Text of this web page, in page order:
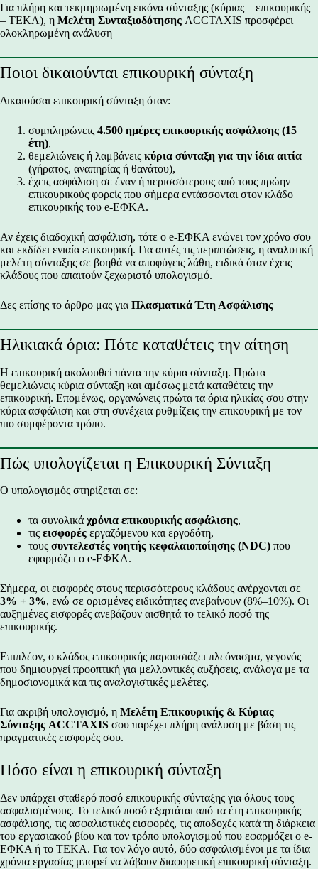
Για πλήρη και τεκμηριωμένη εικόνα σύνταξης (κύριας – επικουρικής
– ΤΕΚΑ), η Μελέτη Συνταξιοδότησης ACCTAXIS προσφέρει
ολοκληρωμένη ανάλυση
Ποιοι δικαιούνται επικουρική σύνταξη
Δικαιούσαι επικουρική σύνταξη όταν:
συμπληρώνεις 4.500 ημέρες επικουρικής ασφάλισης (15
έτη),
θεμελιώνεις ή λαμβάνεις κύρια σύνταξη για την ίδια αιτία
(γήρατος, αναπηρίας ή θανάτου),
έχεις ασφάλιση σε έναν ή περισσότερους από τους πρώην
επικουρικούς φορείς που σήμερα εντάσσονται στον κλάδο
επικουρικής του e-ΕΦΚΑ.
Αν έχεις διαδοχική ασφάλιση, τότε ο e-ΕΦΚΑ ενώνει τον χρόνο σου
και εκδίδει ενιαία επικουρική. Για αυτές τις περιπτώσεις, η αναλυτική
μελέτη σύνταξης σε βοηθά να αποφύγεις λάθη, ειδικά όταν έχεις
κλάδους που απαιτούν ξεχωριστό υπολογισμό.
Δες επίσης το άρθρο μας για Πλασματικά Έτη Ασφάλισης
Ηλικιακά όρια: Πότε καταθέτεις την αίτηση
Η επικουρική ακολουθεί πάντα την κύρια σύνταξη. Πρώτα
θεμελιώνεις κύρια σύνταξη και αμέσως μετά καταθέτεις την
επικουρική. Επομένως, οργανώνεις πρώτα τα όρια ηλικίας σου στην
κύρια ασφάλιση και στη συνέχεια ρυθμίζεις την επικουρική με τον
πιο συμφέροντα τρόπο.
Πώς υπολογίζεται η Επικουρική Σύνταξη
Ο υπολογισμός στηρίζεται σε:
τα συνολικά χρόνια επικουρικής ασφάλισης,
τις εισφορές εργαζόμενου και εργοδότη,
τους συντελεστές νοητής κεφαλαιοποίησης (NDC) που
εφαρμόζει ο e-ΕΦΚΑ.
Σήμερα, οι εισφορές στους περισσότερους κλάδους ανέρχονται σε
3% + 3%, ενώ σε ορισμένες ειδικότητες ανεβαίνουν (8%–10%). Οι
αυξημένες εισφορές ανεβάζουν αισθητά το τελικό ποσό της
επικουρικής.
Επιπλέον, ο κλάδος επικουρικής παρουσιάζει πλεόνασμα, γεγονός
που δημιουργεί προοπτική για μελλοντικές αυξήσεις, ανάλογα με τα
δημοσιονομικά και τις αναλογιστικές μελέτες.
Για ακριβή υπολογισμό, η Μελέτη Επικουρικής & Κύριας
Σύνταξης ACCTAXIS σου παρέχει πλήρη ανάλυση με βάση τις
πραγματικές εισφορές σου.
Πόσο είναι η επικουρική σύνταξη
Δεν υπάρχει σταθερό ποσό επικουρικής σύνταξης για όλους τους
ασφαλισμένους. Το τελικό ποσό εξαρτάται από τα έτη επικουρικής
ασφάλισης, τις ασφαλιστικές εισφορές, τις αποδοχές κατά τη διάρκεια
του εργασιακού βίου και τον τρόπο υπολογισμού που εφαρμόζει ο e-
ΕΦΚΑ ή το ΤΕΚΑ. Για τον λόγο αυτό, δύο ασφαλισμένοι με τα ίδια
χρόνια εργασίας μπορεί να λάβουν διαφορετική επικουρική σύνταξη.